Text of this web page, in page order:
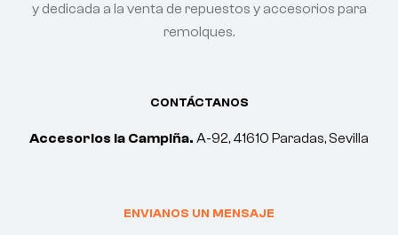
CONTÁCTANOS
Accesorios la Campiña. A-92, 41610 Paradas, Sevilla
ENVIANOS UN MENSAJE
y dedicada a la venta de repuestos y accesorios para
remolques.